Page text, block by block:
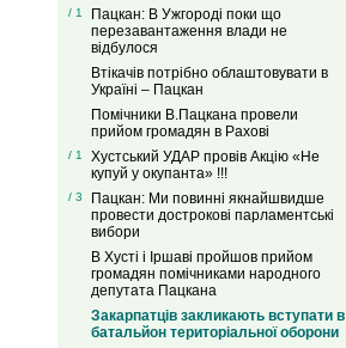
/ 1
Пацкан: В Ужгороді поки що
перезавантаження влади не
відбулося
Втікачів потрібно облаштовувати в
Україні – Пацкан
Помічники В.Пацкана провели
прийом громадян в Рахові
/ 1
Хустський УДАР провів Акцію «Не
купуй у окупанта» !!!
/ 3
Пацкан: Ми повинні якнайшвидше
провести дострокові парламентські
вибори
В Хусті і Іршаві пройшов прийом
громадян помічниками народного
депутата Пацкана
Закарпатців закликають вступати в
батальйон територіальної оборони